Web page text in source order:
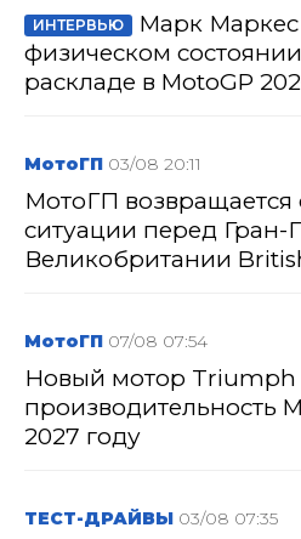
ИНТЕРВЬЮ
Марк Маркес
физическом
раскладе в MotoGP
МотоГП 03/08 20:11
МотоГП возвращается
ситуации перед Гран-
Великобритании
МотоГП 07/08 07:54
Новый мотор Triumph
производительность
2027 году
ТЕСТ-ДРАЙВЫ 03/08 07:35